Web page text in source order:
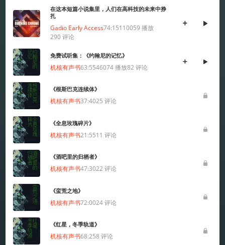
京ICP备17068232号-1
网络文化经营许可证京网文[2024]1733-082号
京公网安备 11010502036937号
出版物经营许可证 新出发京零字第朝260115号
联系我们 / CONTACT US 投稿须知
工作招聘
Copyright © 2009 - 2024 GAMECORES. All Rights Reserved
在这本短篇小说集里，人们在高科技的未来中挣
扎
Gadio Early Access74:15110059 播放
290评论
免费试听集：《约翰尼的记忆》
机核有声书63:5546074播放82 评论
《根斯巴克连续体》
机核有声书37:4025 评论
《全息玫瑰碎片》
机核有声书21:5511 评论
《酒吧里的归栖者》
机核有声书47:3022 评论
《蛮荒之地》
机核有声书72:0024评论
《红星，冬季轨道》
机核有声书68:258 评论